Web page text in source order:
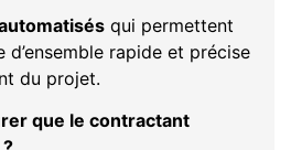
qui permettent
d’ensemble rapide et précise
du projet.
que le contractant